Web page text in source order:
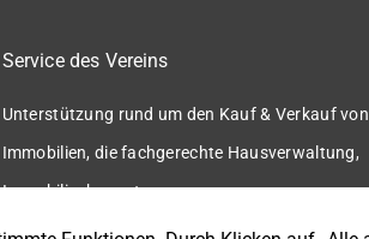
Service des Vereins
Unterstützung rund um den Kauf & Verkauf von
Immobilien, die fachgerechte Hausverwaltung,
Immobilienbewertung u.v.m.